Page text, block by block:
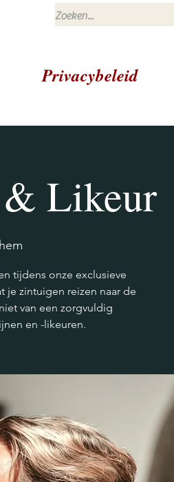
Privacybeleid
Likeur
tijdens onze exclusieve
zintuigen reizen naar de
van een zorgvuldig
en -likeuren.